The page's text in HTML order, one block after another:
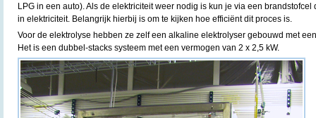
LPG in een auto). Als de elektriciteit weer nodig is kun je via een brandstofcel
in elektriciteit. Belangrijk hierbij is om te kijken hoe efficiënt dit proces is.
Voor de elektrolyse hebben ze zelf een alkaline elektrolyser gebouwd met
Het is een dubbel-stacks systeem met een vermogen van 2 x 2,5 kW.